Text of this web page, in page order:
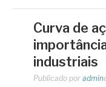
Curva de
industriais
Publicado por admin